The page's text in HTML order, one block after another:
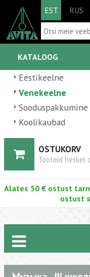
EST RUS
KATALOOG
Eestikeelne
Venekeelne
Sooduspakkumine
Koolikaubad
OSTUKORV
Tooteid hetkel
Alates 50 € ostust
ostust